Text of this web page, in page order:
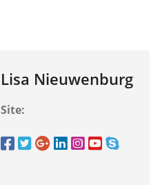
Lisa Nieuwenburg
Site: